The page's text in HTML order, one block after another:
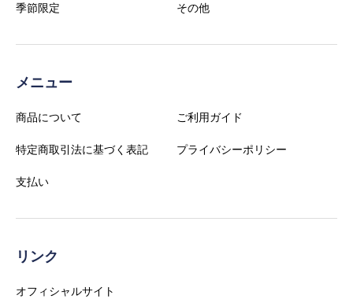
季節限定 その他
メニュー
商品について ご利用ガイド
特定商取引法に基づく表記 プライバシーポリシー
支払い
リンク
オフィシャルサイト